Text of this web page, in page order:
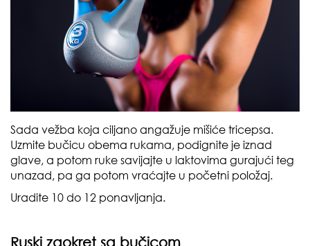
Sada vežba koja ciljano angažuje mišiće tricepsa.
Uzmite bučicu obema rukama, podignite je iznad
glave, a potom ruke savijajte u laktovima gurajući teg
unazad, pa ga potom vraćajte u početni položaj.
Uradite 10 do 12 ponavljanja.
Ruski zaokret sa bučicom